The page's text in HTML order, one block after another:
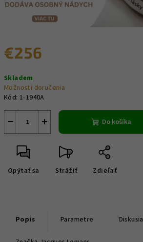
€256
cena:
Skladem
Možnosti doručenia
Kód: 1-1940A
+
− Do košíka
Opýtať sa Strážiť Zdieľať
Popis Parametre Diskusia